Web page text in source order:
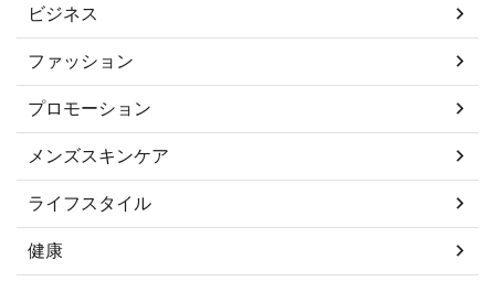
ビジネス
ファッション
プロモーション
メンズスキンケア
ライフスタイル
健康